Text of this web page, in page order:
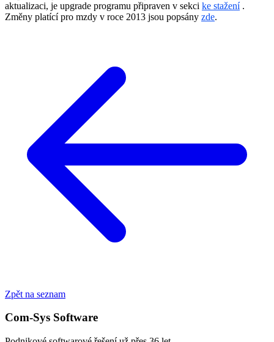
aktualizaci, je upgrade programu připraven v sekci ke stažení.
Změny platící pro mzdy v roce 2013 jsou popsány zde.
Zpět na seznam
Com-Sys Software